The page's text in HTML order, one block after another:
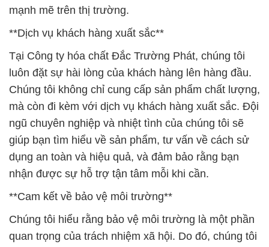
mạnh mẽ trên thị trường.
**Dịch vụ khách hàng xuất sắc**
Tại Công ty hóa chất Đắc Trường Phát, chúng tôi
luôn đặt sự hài lòng của khách hàng lên hàng đầu.
Chúng tôi không chỉ cung cấp sản phẩm chất lượng,
mà còn đi kèm với dịch vụ khách hàng xuất sắc. Đội
ngũ chuyên nghiệp và nhiệt tình của chúng tôi sẽ
giúp bạn tìm hiểu về sản phẩm, tư vấn về cách sử
dụng an toàn và hiệu quả, và đảm bảo rằng bạn
nhận được sự hỗ trợ tận tâm mỗi khi cần.
**Cam kết về bảo vệ môi trường**
Chúng tôi hiểu rằng bảo vệ môi trường là một phần
quan trọng của trách nhiệm xã hội. Do đó, chúng tôi